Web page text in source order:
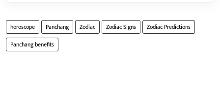
horoscope Panchang Zodiac Zodiac Signs
Zodiac Predictions
Panchang benefits